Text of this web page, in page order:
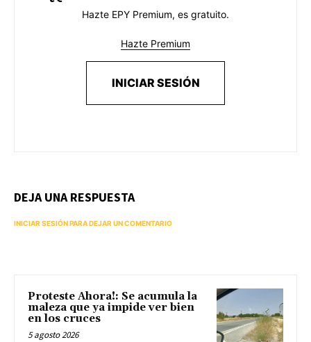
Hazte EPY Premium, es gratuito.
Hazte Premium
INICIAR SESIÓN
DEJA UNA RESPUESTA
INICIAR SESIÓN PARA DEJAR UN COMENTARIO
Proteste Ahora!: Se acumula la
maleza que ya impide ver bien
en los cruces
5 agosto 2026